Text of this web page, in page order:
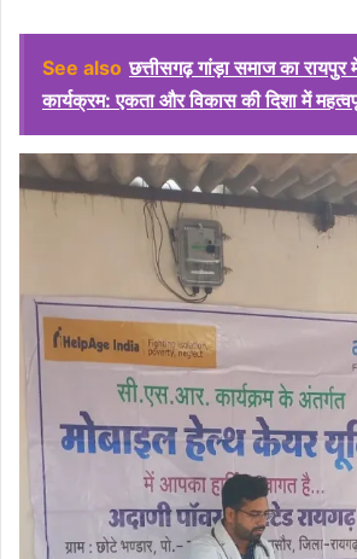
See also छत्तीसगढ़ गांड़ा समाज का रायपुर
कार्यक्रम: एकता और विकास की दिशा में